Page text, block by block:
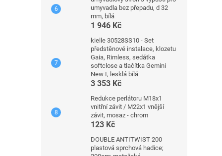
umyvadla bez přepadu, d 32
mm, bílá
1 946 Kč
kielle 30528SS10 - Set
předstěnové instalace, klozetu
Gaia, Rimless, sedátka
softclose a tlačítka Gemini
New I, lesklá bílá
3 353 Kč
Redukce perlátoru M18x1
vnitřní závit / M22x1 vnější
závit, mosaz - chrom
123 Kč
DOUBLE ANTITWIST 200
plastová sprchová hadice;